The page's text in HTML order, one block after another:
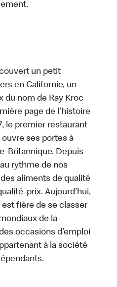
un petit
en Californie, un
du nom de Ray Kroc
page de l’histoire
le premier restaurant
ouvre ses portes à
Britannique. Depuis
rythme de nos
aliments de qualité
prix. Aujourd’hui,
est fière de se classer
de la
occasions d’emploi
à la société